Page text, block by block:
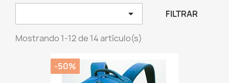
 FILTRAR
Mostrando 1-12 de 14 artículo(s)
-50%